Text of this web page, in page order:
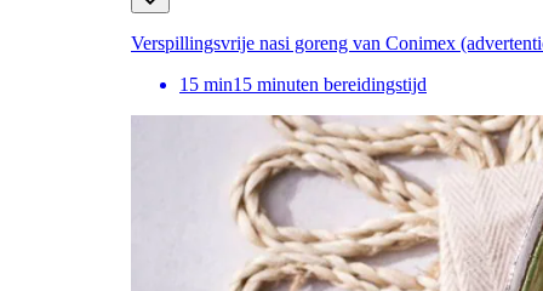
Verspillingsvrije nasi goreng van Conimex
15 min15 minuten bereidingstijd